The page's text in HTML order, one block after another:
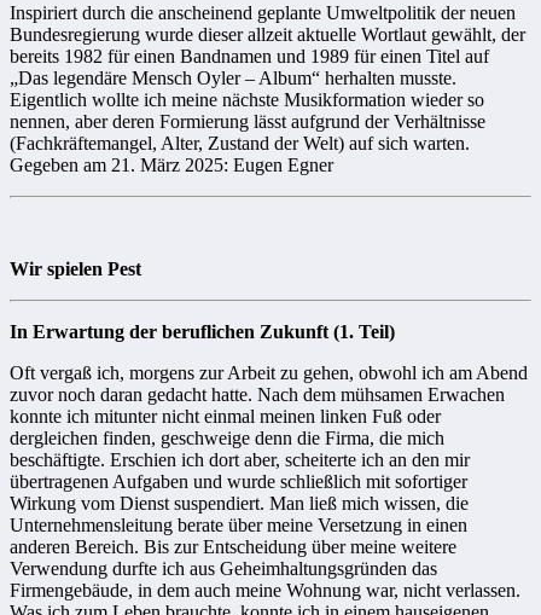
Inspiriert durch die anscheinend geplante Umweltpolitik der neuen
Bundesregierung wurde dieser allzeit aktuelle Wortlaut gewählt, der
bereits 1982 für einen Bandnamen und 1989 für einen Titel auf
„Das legendäre Mensch Oyler – Album“ herhalten musste.
Eigentlich wollte ich meine nächste Musikformation wieder so
nennen, aber deren Formierung lässt aufgrund der Verhältnisse
(Fachkräftemangel, Alter, Zustand der Welt) auf sich warten.
Gegeben am 21. März 2025: Eugen Egner
Wir spielen Pest
In Erwartung der beruflichen Zukunft (1. Teil)
Oft vergaß ich, morgens zur Arbeit zu gehen, obwohl ich am Abend
zuvor noch daran gedacht hatte. Nach dem mühsamen Erwachen
konnte ich mitunter nicht einmal meinen linken Fuß oder
dergleichen finden, geschweige denn die Firma, die mich
beschäftigte. Erschien ich dort aber, scheiterte ich an den mir
übertragenen Aufgaben und wurde schließlich mit sofortiger
Wirkung vom Dienst suspendiert. Man ließ mich wissen, die
Unternehmensleitung berate über meine Versetzung in einen
anderen Bereich. Bis zur Entscheidung über meine weitere
Verwendung durfte ich aus Geheimhaltungsgründen das
Firmengebäude, in dem auch meine Wohnung war, nicht verlassen.